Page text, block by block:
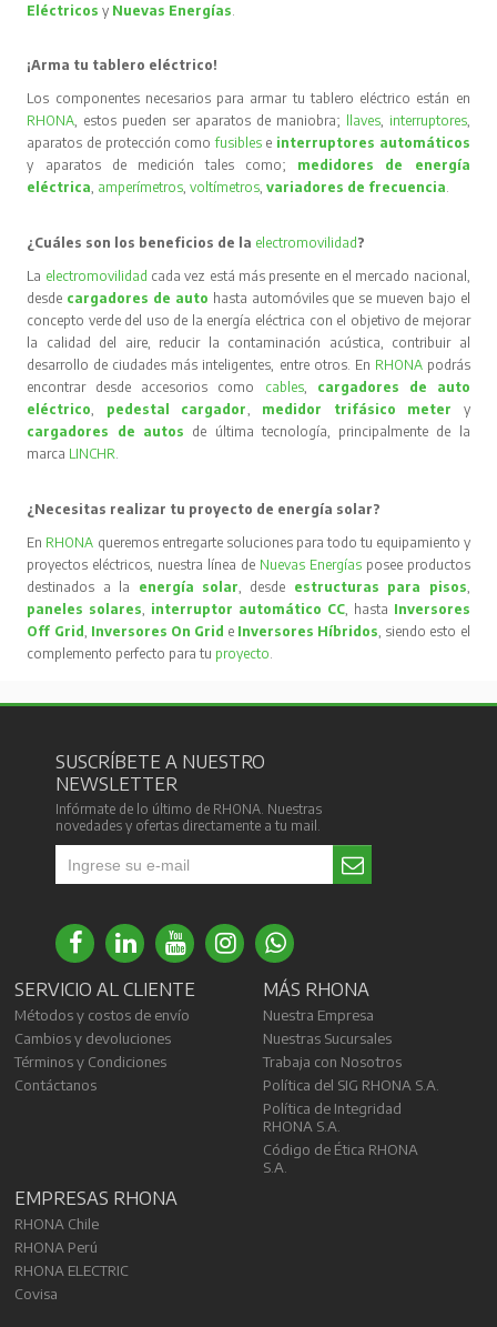
Eléctricos y Nuevas Energías
¡Arma tu tablero eléctrico!
Los componentes necesarios para armar tu tablero eléctrico están en
RHONA , estos pueden ser aparatos de maniobra; llaves, interruptores,
aparatos de protección comofusibles e interruptores automáticos
y aparatos de medición tales como; medidores de energía
eléctrica amperímetros ,voltímetros ,variadores de frecuencia
¿Cuáles son los beneficios de la electromovilidad?
La electromovilidad cada vez está más presente en el mercado nacional,
desde cargadores de auto hasta automóviles que se mueven bajo el
concepto verde del uso de la energía eléctrica con el objetivo de mejorar
la calidad del aire, reducir la contaminación acústica, contribuir al
desarrollo de ciudades más inteligentes, entre otros. En RHONA podrás
encontrar desde accesorios como cables, cargadores de auto
eléctrico
pedestal cargador medidor trifásico meter
y
cargadores de autos de última tecnología, principalmente de la
marca LINCHR
¿Necesitas realizar tu proyecto de energía solar?
En RHONA queremos entregarte soluciones para todo tu equipamiento y
proyectos eléctricos, nuestra línea de Nuevas Energíasposee productos
destinados a la energía solar , desde estructuras para pisos
paneles solares
interruptor automático CC, hasta Inversores
Off Grid Inversores On Grid e Inversores Híbridos , siendo esto el
complemento perfecto para tu proyecto
SUSCRÍBETE A NUESTRO
NEWSLETTER
Infórmate de lo último de RHONA. Nuestras
novedades y ofertas directamente a tu mail.
SERVICIO AL CLIENTE
Métodos y costos de envío
Cambios y devoluciones
Términos y Condiciones
Contáctanos
MÁS RHONA
Nuestra Empresa
Nuestras Sucursales
Trabaja con Nosotros
Política del SIG RHONA S.A.
Política de Integridad
RHONA S.A.
Código de Ética RHONA
S.A.
EMPRESAS RHONA
RHONA Chile
RHONA Perú
RHONA ELECTRIC
Covisa